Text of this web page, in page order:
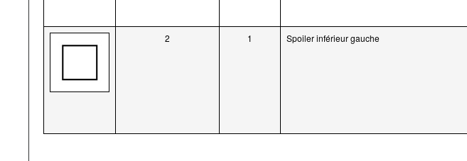
2 1 Spoiler inférieur gauche